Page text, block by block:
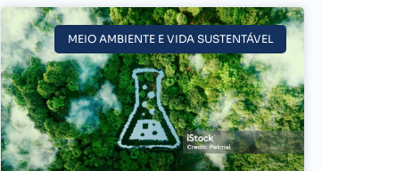
MEIO AMBIENTE E VIDA SUSTENTÁVEL